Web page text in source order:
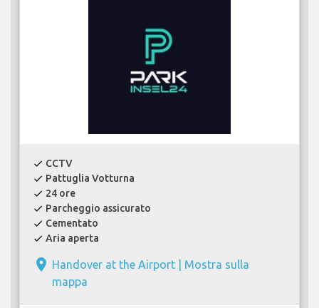
check CCTV
check Pattuglia Votturna
check 24 ore
check Parcheggio assicurato
check Cementato
check Aria aperta
place Handover at the Airport | Mostra sulla
mappa